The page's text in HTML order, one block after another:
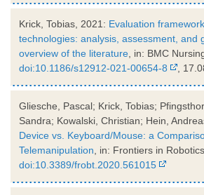
Krick, Tobias, 2021: Evaluation
technologies: analysis, assessment, and
overview of the literature , in: BMC
doi:10.1186/s12912-021-00654-8
,
Gliesche, Pascal; Krick, Tobias;
Sandra; Kowalski, Christian; Hein,
Device vs. Keyboard/Mouse: a
Telemanipulation , in: Frontiers in
doi:10.3389/frobt.2020.561015